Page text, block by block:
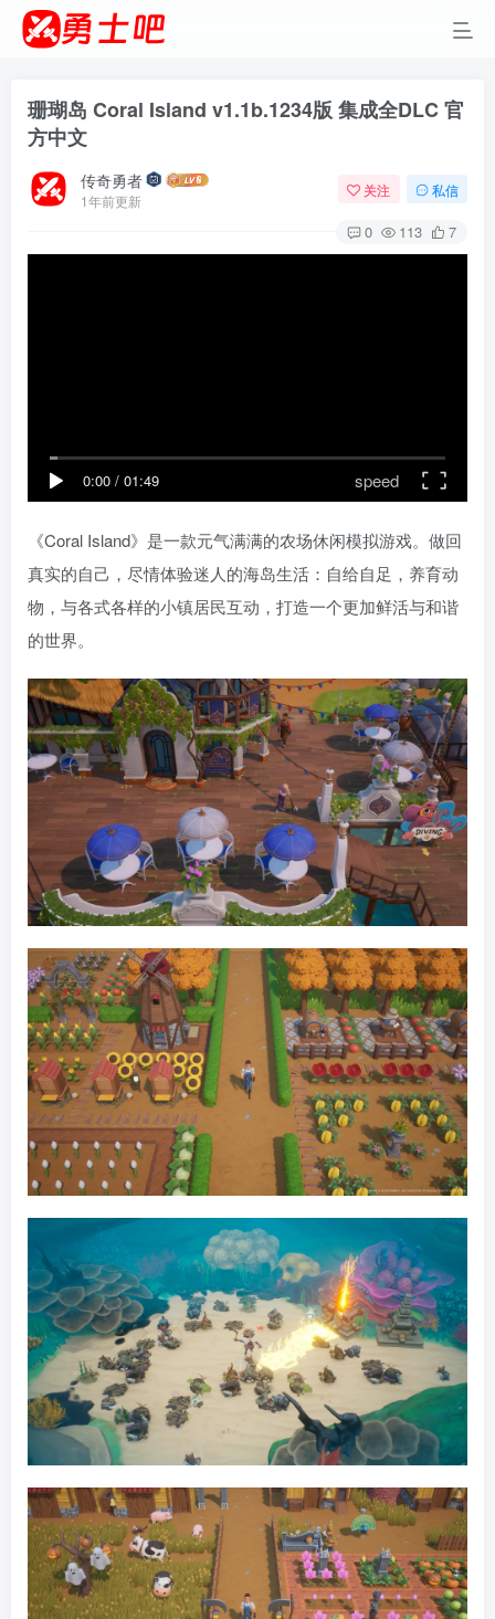
珊瑚岛 Coral Island v1.1b.1234版 集成全DLC 官
方中文
传奇勇者
1年前更新
关注 私信
0 113 7
0:00 / 01:49 speed
《Coral Island》是一款元气满满的农场休闲模拟游戏。做回
真实的自己，尽情体验迷人的海岛生活：自给自足，养育动
物，与各式各样的小镇居民互动，打造一个更加鲜活与和谐
的世界。